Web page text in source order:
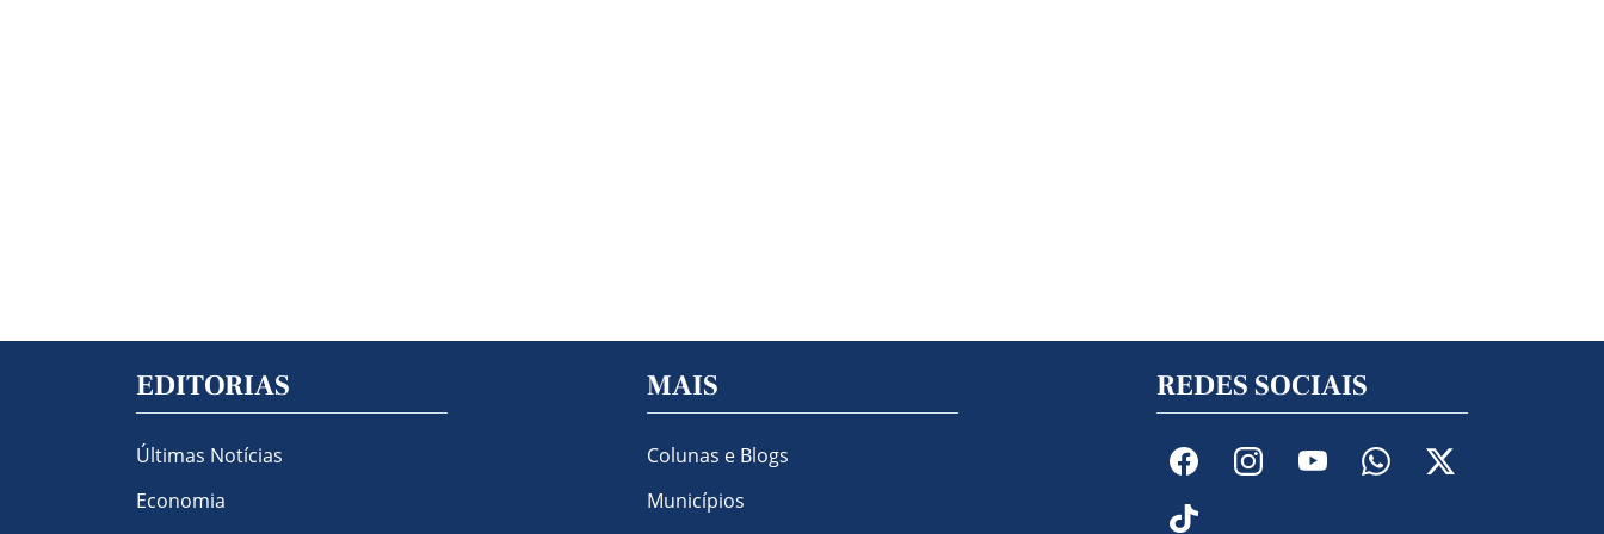
EDITORIAS
Últimas Notícias
Economia
MAIS
Colunas e Blogs
Municípios
REDES SOCIAIS